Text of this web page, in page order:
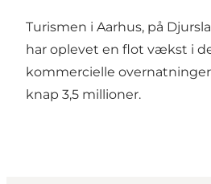
Turismen i Aarhus, på
har oplevet en flot vækst i
kommercielle
knap 3,5 millioner.